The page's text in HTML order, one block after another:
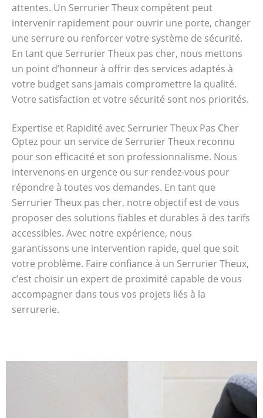
attentes. Un Serrurier Theux compétent peut
intervenir rapidement pour ouvrir une porte, changer
une serrure ou renforcer votre système de sécurité.
En tant que Serrurier Theux pas cher, nous mettons
un point d’honneur à offrir des services adaptés à
votre budget sans jamais compromettre la qualité.
Votre satisfaction et votre sécurité sont nos priorités.
Expertise et Rapidité avec Serrurier Theux Pas Cher
Optez pour un service de Serrurier Theux reconnu
pour son efficacité et son professionnalisme. Nous
intervenons en urgence ou sur rendez-vous pour
répondre à toutes vos demandes. En tant que
Serrurier Theux pas cher, notre objectif est de vous
proposer des solutions fiables et durables à des tarifs
accessibles. Avec notre expérience, nous
garantissons une intervention rapide, quel que soit
votre problème. Faire confiance à un Serrurier Theux,
c’est choisir un expert de proximité capable de vous
accompagner dans tous vos projets liés à la
serrurerie.